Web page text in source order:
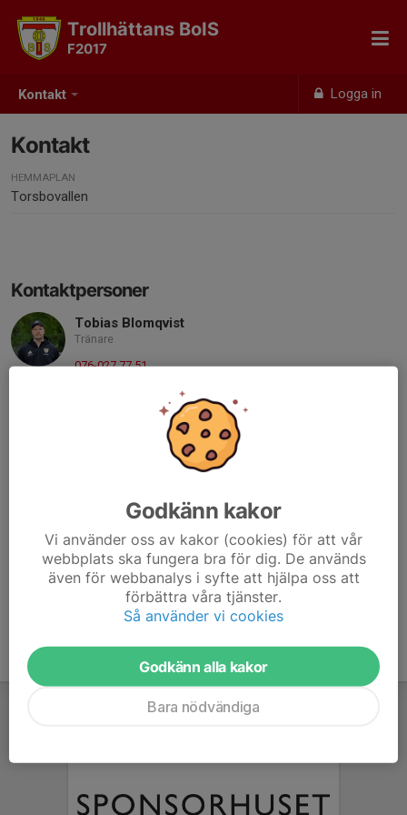
Kontakt Logga in
Trollhättans BoIS
F2017
Kontakt
HEMMAPLAN
Torsbovallen
Kontaktpersoner
Tobias Blomqvist
Tränare
076-027 77 51
Bilgin Aliosman
Oscar Johansson
Tränare
076-890 28 19
oscarjohansson0708@gmail.com
Godkänn kakor
Vi använder oss av kakor (cookies) för att vår
webbplats ska fungera bra för dig. De används
även för webbanalys i syfte att hjälpa oss att
förbättra våra tjänster.
Så använder vi cookies
Godkänn alla kakor
Bara nödvändiga